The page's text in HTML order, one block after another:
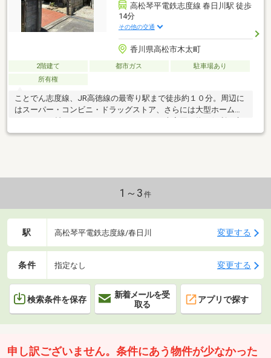
高松琴平電鉄志度線 春日川駅 徒歩
14分
その他の交通
香川県高松市木太町
2階建て 都市ガス
駐車場あり
所有権
ことでん志度線、JR高徳線の最寄り駅まで徒歩約１０分。周辺に
はスーパー・コンビニ・ドラッグストア、さらには大型ホームセ
地です。そして１番は徒歩すぐの場所に人気の温泉がありますの
1～3 件
駅 高松琴平電鉄志度線/春日川 変更する
条件 指定なし 変更する
検索条件を保存
新着メールを受
取る
アプリで探す
申し訳ございません。条件にあう物件が少なかった